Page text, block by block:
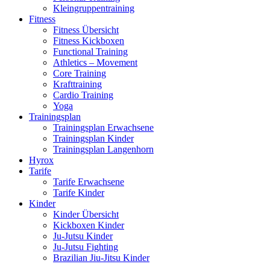
Kleingruppentraining
Fitness
Fitness Übersicht
Fitness Kickboxen
Functional Training
Athletics – Movement
Core Training
Krafttraining
Cardio Training
Yoga
Trainingsplan
Trainingsplan Erwachsene
Trainingsplan Kinder
Trainingsplan Langenhorn
Hyrox
Tarife
Tarife Erwachsene
Tarife Kinder
Kinder
Kinder Übersicht
Kickboxen Kinder
Ju-Jutsu Kinder
Ju-Jutsu Fighting
Brazilian Jiu-Jitsu Kinder